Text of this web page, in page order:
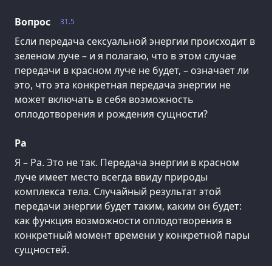
31.5
Вопрос
Если передача сексуальной энергии происходит в
зеленом луче – и я полагаю, что в этом случае
передачи в красном луче не будет, – означает ли
это, что эта конкретная передача энергии не
может включать в себя возможность
оплодотворения и рождения сущности?
Ра
Я – Ра. Это не так. Передача энергии в красном
луче имеет место всегда ввиду природы
комплекса тела. Случайный результат этой
передачи энергии будет таким, каким он будет:
как функция возможности оплодотворения в
конкретный момент времени у конкретной пары
сущностей.